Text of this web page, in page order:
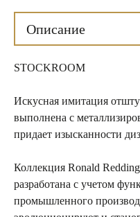
Описание
STOCKROOM
Искусная имитация
выполнена с
придает изысканности
Коллекция Ronald
разработана с учетом
промышленного